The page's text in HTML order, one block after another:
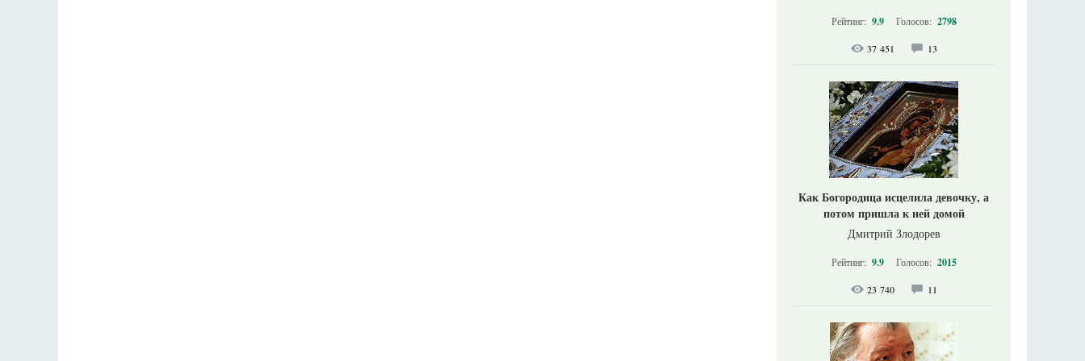
Рейтинг: 9.9 Голосов: 2798
37 451 13
Как Богородица исцелила девочку, а
потом пришла к ней домой
Дмитрий Злодорев
Рейтинг: 9.9 Голосов: 2015
23 740 11